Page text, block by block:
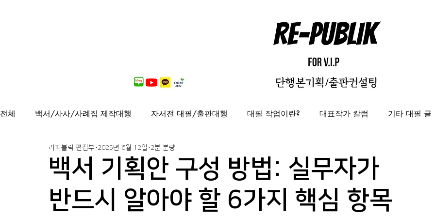
전체 백서/사사/사례집 제작대행 자서전 대필/출판대행 대필 작업이란? 대표작가 칼럼 기타 대필 글
출간도서 안내 연재중 사보/백서 제작대행
가이드북, 샘플북, 자료집 제작 대행 퍼스널브랜딩 도록제작대행 편집디자인 레퍼런스 편집디자인대
백서 기획안 구성 방법: 실무자가
반드시 알아야 할 6가지 핵심 항목
리퍼블릭 편집부 2025년 6월 12일 2분 분량